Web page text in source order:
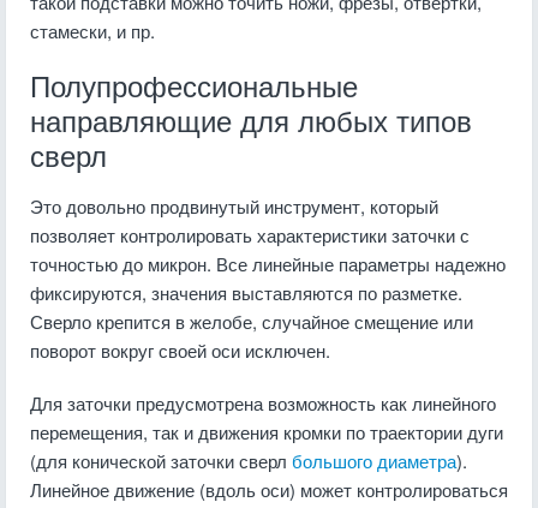
стамески, и пр.
Полупрофессиональные
направляющие для любых типов
сверл
Это довольно продвинутый инструмент, который
позволяет контролировать характеристики заточки с
точностью до микрон. Все линейные параметры надежно
фиксируются, значения выставляются по разметке.
Сверло крепится в желобе, случайное смещение или
поворот вокруг своей оси исключен.
Для заточки предусмотрена возможность как линейного
перемещения, так и движения кромки по траектории дуги
(для конической заточки сверл большого диаметра).
Линейное движение (вдоль оси) может контролироваться